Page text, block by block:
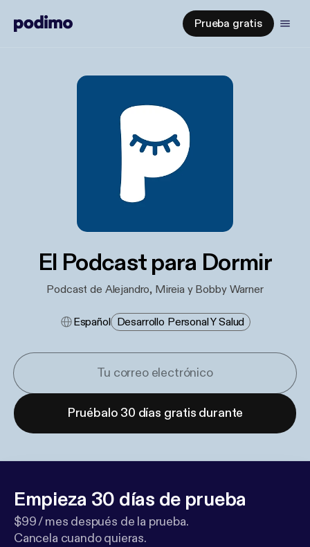
Prueba gratis
El Podcast para Dormir
Podcast de Alejandro, Mireia y Bobby Warner
Español Desarrollo Personal Y Salud
Pruébalo 30 días gratis durante
Empieza 30 días de prueba
$99 / mes después de la prueba.
Cancela cuando quieras.